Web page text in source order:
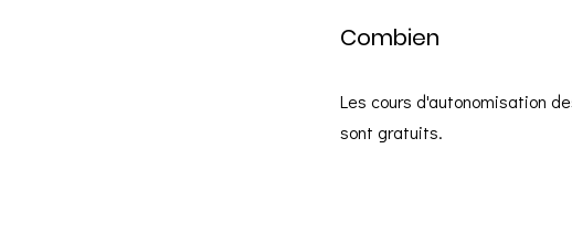
Combien
Les cours d'autonomisation
sont gratuits.